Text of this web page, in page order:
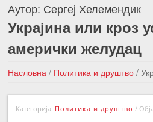
Аутор: Сергеј Хелемендик
Украјина или кроз
амерички желудац
Насловна / Политика и друштво /
Европе у амерички желудац
Категорија: Политика и друштво /